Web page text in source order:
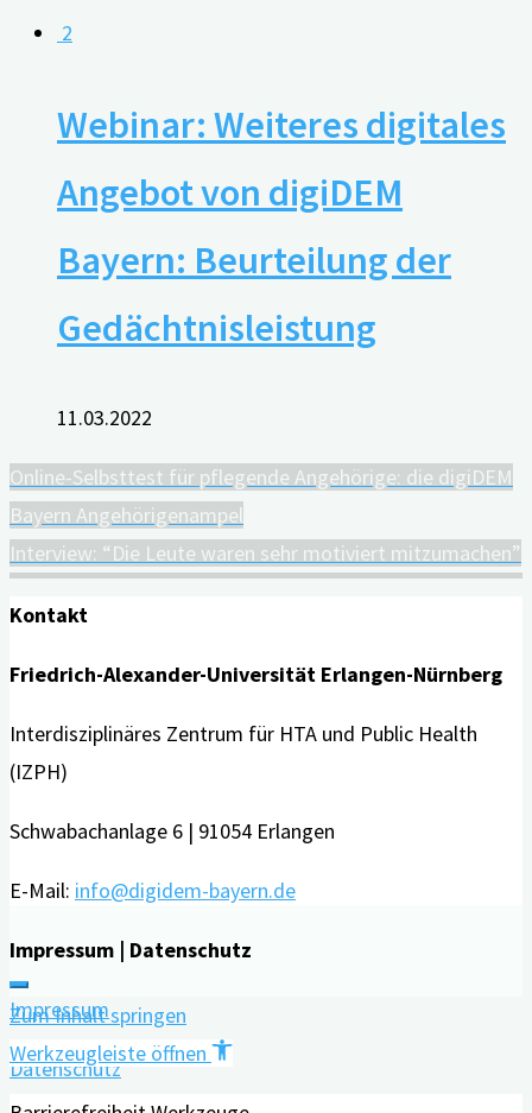
2
Webinar: Weiteres digitales
Angebot von digiDEM
Bayern: Beurteilung der
Gedächtnisleistung
11.03.2022
Online-Selbsttest für pflegende Angehörige: die digiDEM
Bayern Angehörigenampel
Interview: “Die Leute waren sehr motiviert mitzumachen”
Kontakt
Friedrich-Alexander-Universität Erlangen-Nürnberg
Interdisziplinäres Zentrum für HTA und Public Health
(IZPH)
Schwabachanlage 6 | 91054 Erlangen
E-Mail: info@digidem-bayern.de
Impressum | Datenschutz
Impressum
Datenschutz
Zum Inhalt springen
Werkzeugleiste öffnen